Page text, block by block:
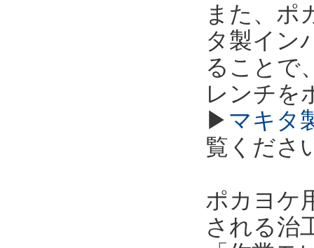
また、ポ
タ製イン
ることで
レンチを
▶ マキタ
覧くださ
ポカヨケ
される治